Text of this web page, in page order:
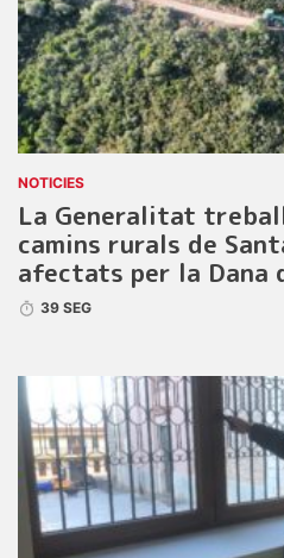
NOTICIES
La Generalitat
camins rurals de
afectats per la Dana
39 SEG